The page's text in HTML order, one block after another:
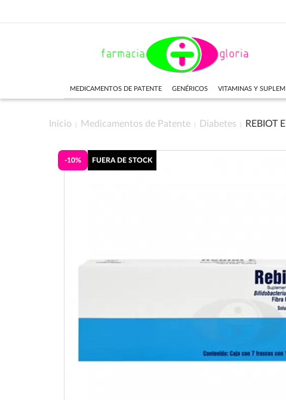
MEDICAMENTOS DE PATENTE GENÉRICOS VITAMINAS Y
Inicio Medicamentos de Patente Diabetes REBIOT
-10% FUERA DE STOCK